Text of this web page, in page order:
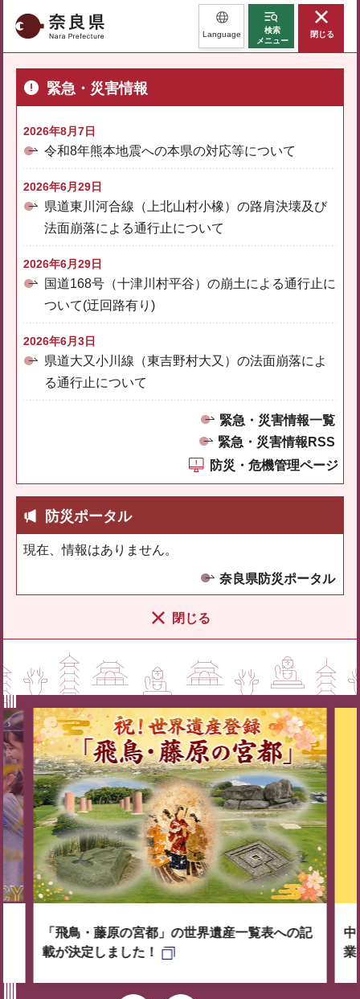
奈良県 Language
検索
メニュー
閉じる
緊急・災害情報
2026年8月7日
令和8年熊本地震への本県の対応等について
2026年6月29日
県道東川河合線（上北山村小橡）の路肩決壊及び
法面崩落による通行止について
2026年6月29日
国道168号（十津川村平谷）の崩土による通行止に
ついて(迂回路有り)
2026年6月3日
県道大又小川線（東吉野村大又）の法面崩落によ
る通行止について
緊急・災害情報一覧
緊急・災害情報RSS
防災・危機管理ページ
防災ポータル
現在、情報はありません。
奈良県防災ポータル
閉じる
「飛鳥・藤原の宮都」の世界遺産一覧表への記
載が決定しました！
中
業